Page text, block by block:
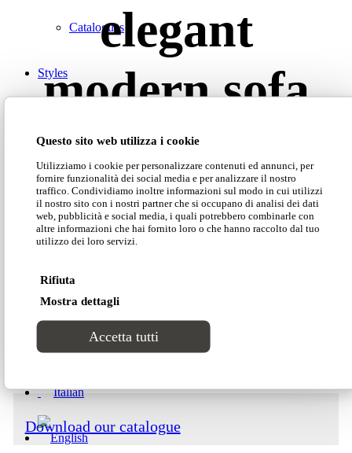
Questo sito web utilizza i cookie
Utilizziamo i cookie per personalizzare contenuti ed annunci, per
fornire funzionalità dei social media e per analizzare il nostro
traffico. Condividiamo inoltre informazioni sul modo in cui utilizzi
il nostro sito con i nostri partner che si occupano di analisi dei dati
web, pubblicità e social media, i quali potrebbero combinarle con
altre informazioni che hai fornito loro o che hanno raccolto dal tuo
utilizzo dei loro servizi.
Rifiuta
Mostra dettagli
Accetta tutti
Catalogues
Styles
Luxury
Classic
Projects
elegant
modern sofa
Bresson can meet different furnishing needs with
exceptional flexibility, both as a sofa and in the
modular seating system is suitable for furnishing
large spaces. You can create your relaxation oasis
arranging its components without armrests, poufs
Dimensions
Download our catalogue